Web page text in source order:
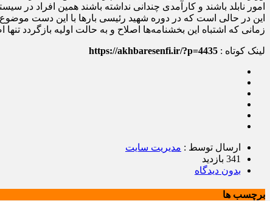
امور نابلد باشند و کارآمدی چندانی نداشته باشند همین افراد در
این در حالی است که در دوره شهید رئیسی بارها با این دست
زمانی که اشتباه این بخشنامه‌ها اصلاح و به حالت اولیه بازگردد
لینک کوتاه : https://akhbaresenfi.ir/?p=4435
ارسال توسط : مدیریت سایت
341 بازدید
بدون دیدگاه
برچسب ها